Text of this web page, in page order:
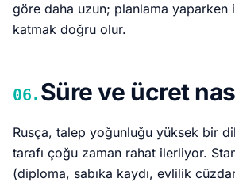
göre daha uzun; planlama yaparken
katmak doğru olur.
06. Süre ve ücret
Rusça, talep yoğunluğu yüksek bir
tarafı çoğu zaman rahat ilerliyor.
(diploma, sabıka kaydı, evlilik